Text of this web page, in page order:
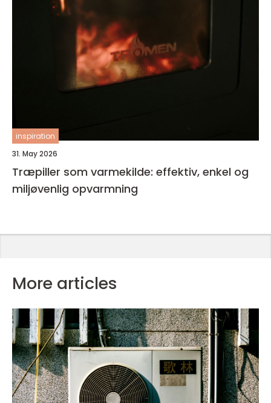
inspiration
31. May 2026
Træpiller som varmekilde: effektiv, enkel og
miljøvenlig opvarmning
More articles